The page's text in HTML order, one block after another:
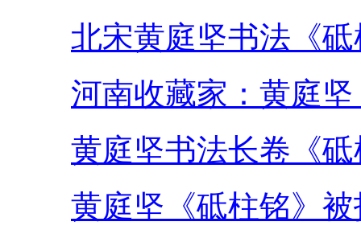
北宋黄庭坚书法《
河南收藏家：黄庭
黄庭坚书法长卷《
黄庭坚《砥柱铭》